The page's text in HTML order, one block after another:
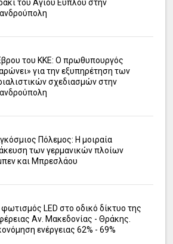
του Αγίου Εύπλου στην
του ΚΚΕ: Ο πρωθυπουργός
για την εξυπηρέτηση των
σχεδιασμών στην
Πόλεμος: Η μοιραία
των γερμανικών πλοίων
και Μπρεσλάου
LED στο οδικό δίκτυο της
Αν. Μακεδονίας - Θράκης.
ενέργειας 62% - 69%